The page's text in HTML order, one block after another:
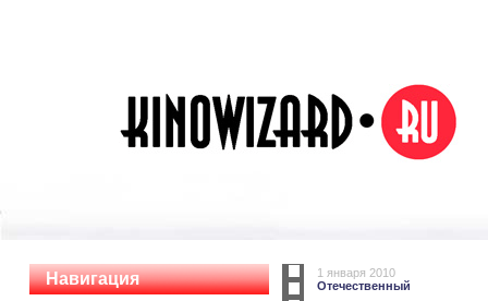
Навигация
1 января 2010
Отечественный